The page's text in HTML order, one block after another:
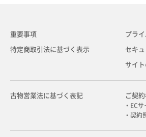
重要事項
特定商取引法に基づく表示
プラ
セキ
サイ
古物営業法に基づく表記 ご契
・EC
・契約